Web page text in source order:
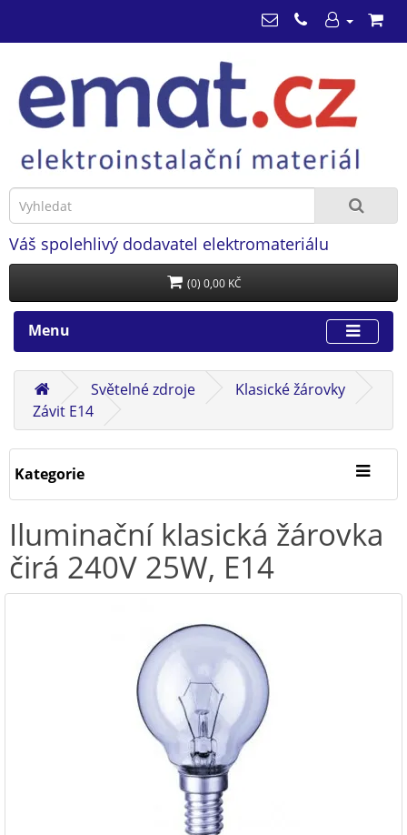
Váš spolehlivý dodavatel elektromateriálu
(0) 0,00 KČ
Menu
Světelné zdroje
Klasické žárovky
Závit E14
Kategorie
Iluminační klasická žárovka
čirá 240V 25W, E14